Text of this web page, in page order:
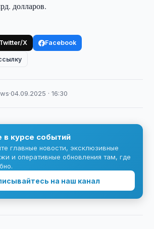
долларов.
Twitter/X Facebook
·04.09.2025 · 16:30
в курсе событий
главные новости, эксклюзивные
и оперативные обновления там, где
на наш канал